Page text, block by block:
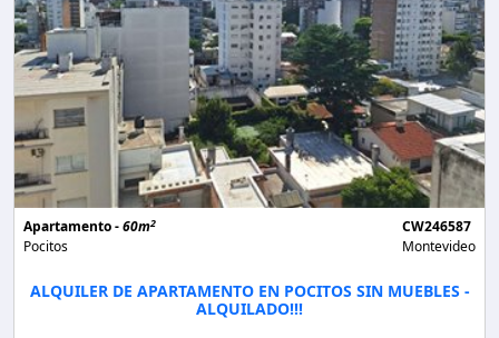
Apartamento -60m2
Pocitos
CW246587
Montevideo
ALQUILER DE APARTAMENTO EN POCITOS SIN MUEBLES -
ALQUILADO!!!